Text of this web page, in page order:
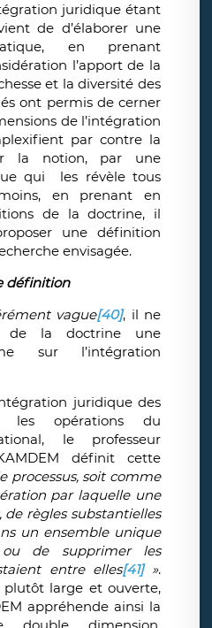
juridique étant
de d’élaborer une
en prenant
l’apport de la
et la diversité des
ont permis de cerner
de l’intégration
par contre la
la notion, par une
qui les révèle tous
en prenant en
de la doctrine, il
une définition
envisagée.
définition
vague[40], il ne
de la doctrine une
sur l’intégration
juridique des
les opérations du
le professeur
définit cette
processus, soit comme
par laquelle une
de règles substantielles
un ensemble unique
de supprimer les
entre elles[41]».
large et ouverte,
appréhende ainsi la